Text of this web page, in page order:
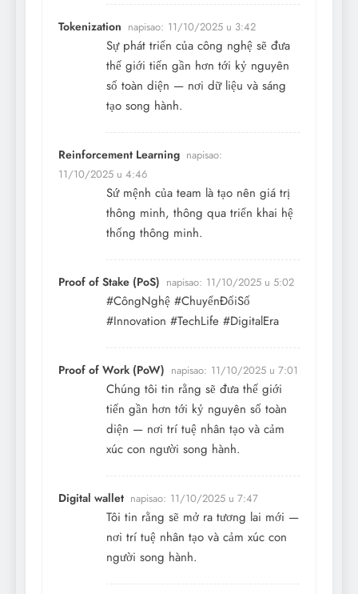
Tokenization napisao: 11/10/2025 u 3:42
Sự phát triển của công nghệ sẽ đưa
thế giới tiến gần hơn tới kỷ nguyên
số toàn diện — nơi dữ liệu và sáng
tạo song hành.
Reinforcement Learning napisao:
11/10/2025 u 4:46
Sứ mệnh của team là tạo nên giá trị
thông minh, thông qua triển khai hệ
thống thông minh.
Proof of Stake (PoS) napisao: 11/10/2025 u 5:02
#CôngNghệ #ChuyểnĐổiSố
#Innovation #TechLife #DigitalEra
Proof of Work (PoW) napisao: 11/10/2025 u 7:01
Chúng tôi tin rằng sẽ đưa thế giới
tiến gần hơn tới kỷ nguyên số toàn
diện — nơi trí tuệ nhân tạo và cảm
xúc con người song hành.
Digital wallet napisao: 11/10/2025 u 7:47
Tôi tin rằng sẽ mở ra tương lai mới —
nơi trí tuệ nhân tạo và cảm xúc con
người song hành.